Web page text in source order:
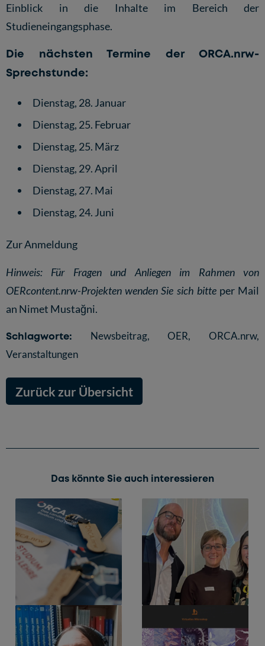
Einblick in die Inhalte im Bereich der
Studieneingangsphase.
Die nächsten Termine der ORCA.nrw-
Sprechstunde:
Dienstag, 28. Januar
Dienstag, 25. Februar
Dienstag, 25. März
Dienstag, 29. April
Dienstag, 27. Mai
Dienstag, 24. Juni
Zur Anmeldung
Hinweis: Für Fragen und Anliegen im Rahmen von
OERcontent.nrw-Projekten wenden Sie sich bitte per Mail
an Nimet Mustağni.
Schlagworte: Newsbeitrag,OER,ORCA.nrw,
Veranstaltungen
Zurück zur Übersicht
Das könnte Sie auch interessieren